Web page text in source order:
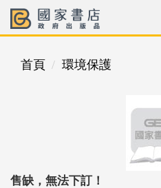
首頁 環境保護
售缺，無法下訂！